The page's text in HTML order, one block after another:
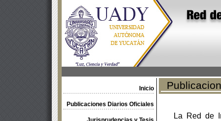
Inicio
Publicaciones Diarios Oficiales
La Red de